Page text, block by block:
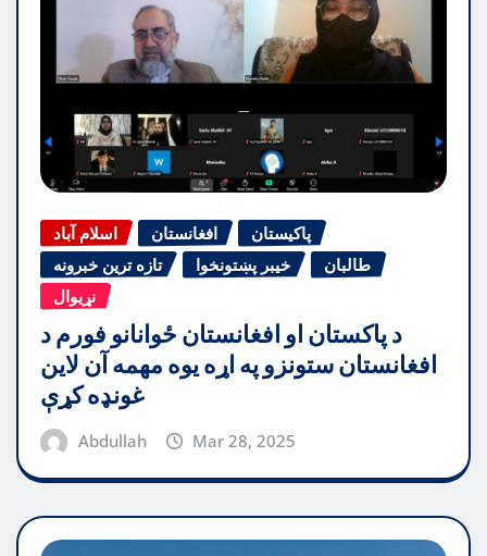
اسلام آباد افغانستان
پاکیستان
تازه ترین خبرونه
خیبر پښتونخوا
طالبان
نړیوال
د پاکستان او افغانستان ځوانانو فورم د
افغانستان ستونزو په اړه یوه مهمه آن لاین
غونډه کړې
Abdullah Mar 28, 2025